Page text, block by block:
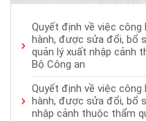
Quyết định về việc
hành, được sửa đổi, bổ
quản lý xuất nhập cảnh
Bộ Công an
Quyết định về việc
hành, được sửa đổi, bổ
nhập cảnh thuộc thẩm